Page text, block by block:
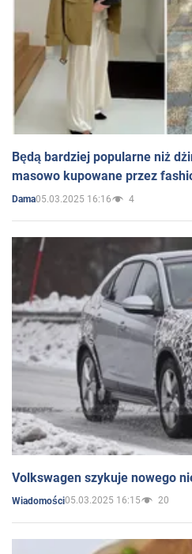
Będą bardziej popularne niż
masowo kupowane przez
Dama05.03.2025 16:16 4
Volkswagen szykuje nowego
Wiadomości05.03.2025 16:15 20